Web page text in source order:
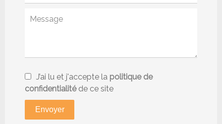
J’ai lu et j'accepte la politique de
confidentialitéde ce site
Envoyer